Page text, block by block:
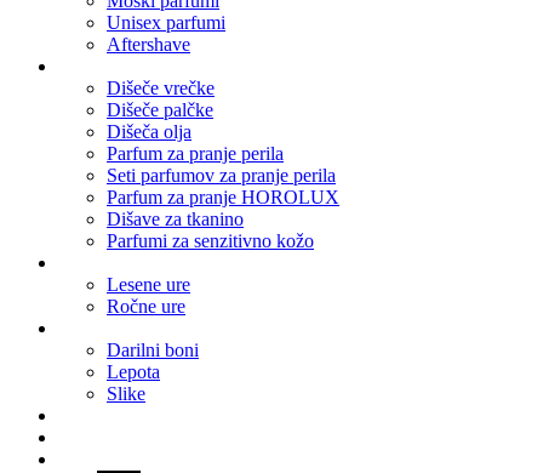
Unisex parfumi
Aftershave
Dišeče vrečke
Dišeče palčke
Dišeča olja
Parfum za pranje perila
Seti parfumov za pranje perila
Parfum za pranje HOROLUX
Dišave za tkanino
Parfumi za senzitivno kožo
Lesene ure
Ročne ure
Darilni boni
Lepota
Slike